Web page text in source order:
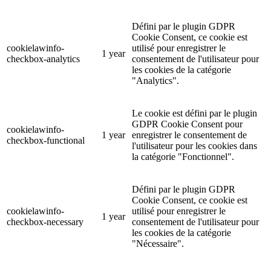
cookielawinfo-
checkbox-analytics
1 year
Défini par le plugin GDPR
Cookie Consent, ce cookie est
utilisé pour enregistrer le
consentement de l'utilisateur pour
les cookies de la catégorie
"Analytics".
cookielawinfo-
checkbox-functional
1 year
Le cookie est défini par le plugin
GDPR Cookie Consent pour
enregistrer le consentement de
l'utilisateur pour les cookies dans
la catégorie "Fonctionnel".
cookielawinfo-
checkbox-necessary
1 year
Défini par le plugin GDPR
Cookie Consent, ce cookie est
utilisé pour enregistrer le
consentement de l'utilisateur pour
les cookies de la catégorie
"Nécessaire".